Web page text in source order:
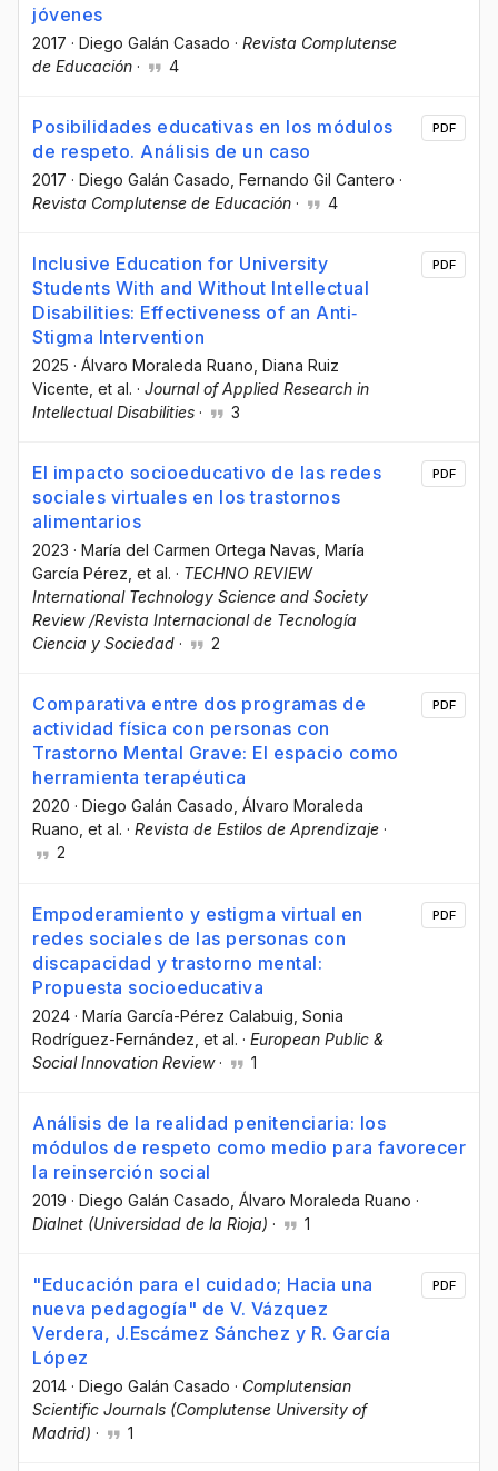
jóvenes
2017 · Diego Galán Casado · Revista Complutense
de Educación · 4
Posibilidades educativas en los módulos
de respeto. Análisis de un caso
2017 · Diego Galán Casado , Fernando Gil Cantero ·
Revista Complutense de Educación · 4
PDF
Inclusive Education for University
Students With and Without Intellectual
Disabilities: Effectiveness of an Anti‐
Stigma Intervention
2025 · Álvaro Moraleda Ruano , Diana Ruiz
Vicente , et al. · Journal of Applied Research in
Intellectual Disabilities · 3
PDF
El impacto socioeducativo de las redes
sociales virtuales en los trastornos
alimentarios
2023 · María del Carmen Ortega Navas , María
García Pérez , et al. · TECHNO REVIEW
International Technology Science and Society
Review /Revista Internacional de Tecnología
Ciencia y Sociedad · 2
PDF
Comparativa entre dos programas de
actividad física con personas con
Trastorno Mental Grave: El espacio como
herramienta terapéutica
2020 · Diego Galán Casado, Álvaro Moraleda
Ruano, et al. · Revista de Estilos de Aprendizaje ·
2
PDF
Empoderamiento y estigma virtual en
redes sociales de las personas con
discapacidad y trastorno mental:
Propuesta socioeducativa
2024 · María García-Pérez Calabuig , Sonia
Rodríguez-Fernández , et al. · European Public &
Social Innovation Review· 1
PDF
Análisis de la realidad penitenciaria: los
módulos de respeto como medio para favorecer
la reinserción social
2019 · Diego Galán Casado , Álvaro Moraleda Ruano ·
Dialnet (Universidad de la Rioja) · 1
"Educación para el cuidado; Hacia una
nueva pedagogía" de V. Vázquez
Verdera, J.Escámez Sánchez y R. García
López
2014 · Diego Galán Casado · Complutensian
Scientific Journals (Complutense University of
Madrid) · 1
PDF